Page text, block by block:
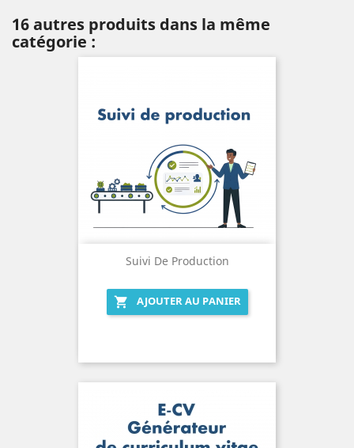
16 autres produits dans la même
catégorie :
Suivi De Production
 AJOUTER AU PANIER